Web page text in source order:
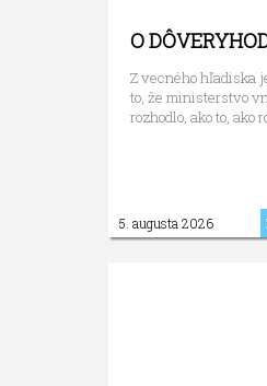
O
Z vecného hľadiska
to, že ministerstvo
rozhodlo, ako to, ako
5. augusta 2026